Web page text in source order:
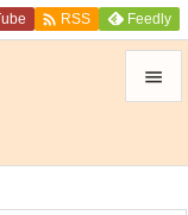

 RSS Feedly